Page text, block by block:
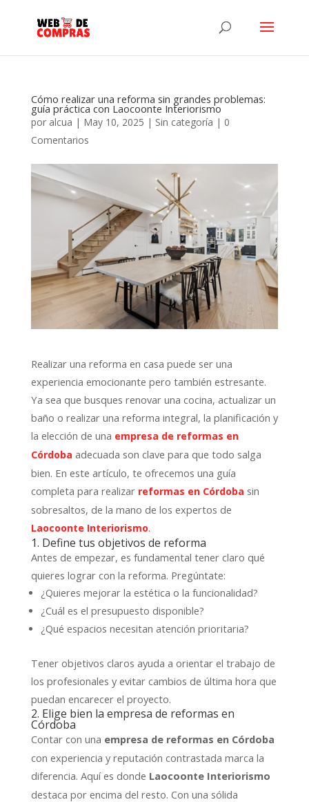
Cómo realizar una reforma sin grandes problemas:
guía práctica con Laocoonte Interiorismo
por alcua | May 10, 2025 | Sin categoría | 0
Comentarios
Realizar una reforma en casa puede ser una
experiencia emocionante pero también estresante.
Ya sea que busques renovar una cocina, actualizar un
baño o realizar una reforma integral, la planificación y
la elección de una empresa de reformas en
Córdoba adecuada son clave para que todo salga
bien. En este artículo, te ofrecemos una guía
completa para realizar reformas en Córdoba sin
sobresaltos, de la mano de los expertos de
Laocoonte Interiorismo.
1. Define tus objetivos de reforma
Antes de empezar, es fundamental tener claro qué
quieres lograr con la reforma. Pregúntate:
¿Quieres mejorar la estética o la funcionalidad?
¿Cuál es el presupuesto disponible?
¿Qué espacios necesitan atención prioritaria?
Tener objetivos claros ayuda a orientar el trabajo de
los profesionales y evitar cambios de última hora que
puedan encarecer el proyecto.
2. Elige bien la empresa de reformas en
Córdoba
Contar con una empresa de reformas en Córdoba
con experiencia y reputación contrastada marca la
diferencia. Aquí es donde Laocoonte Interiorismo
destaca por encima del resto. Con una sólida